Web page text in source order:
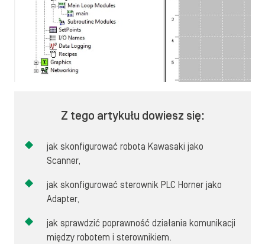
Z tego artykułu dowiesz się:
jak skonfigurować robota Kawasaki jako
Scanner,
jak skonfigurować sterownik PLC Horner jako
Adapter,
jak sprawdzić poprawność działania komunikacji
między robotem i sterownikiem.